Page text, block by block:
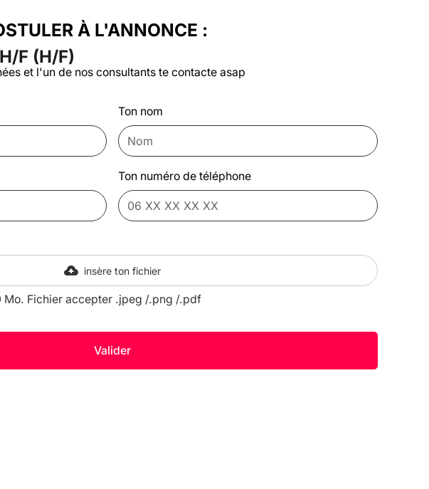
À L'ANNONCE :
F (H/F)
et l'un de nos consultants te contacte asap
Ton nom
Ton numéro de téléphone
insère ton fichier
Mo. Fichier accepter .jpeg /.png /.pdf